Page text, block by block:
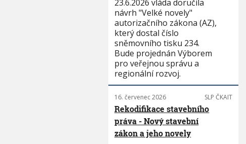
23.6.2026 vláda doručila
návrh "Velké novely"
autorizačního zákona (AZ),
který dostal číslo
sněmovního tisku 234.
Bude projednán Výborem
pro veřejnou správu a
regionální rozvoj.
16. červenec 2026 SLP ČKAIT
Rekodifikace stavebního
práva - Nový stavební
zákon a jeho novely